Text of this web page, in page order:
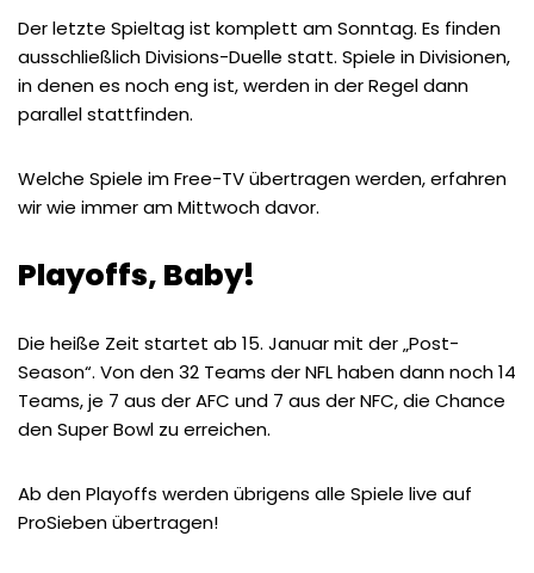
Der letzte Spieltag ist komplett am Sonntag. Es finden
ausschließlich Divisions-Duelle statt. Spiele in Divisionen,
in denen es noch eng ist, werden in der Regel dann
parallel stattfinden.
Welche Spiele im Free-TV übertragen werden, erfahren
wir wie immer am Mittwoch davor.
Playoffs, Baby!
Die heiße Zeit startet ab 15. Januar mit der „Post-
Season“. Von den 32 Teams der NFL haben dann noch 14
Teams, je 7 aus der AFC und 7 aus der NFC, die Chance
den Super Bowl zu erreichen.
Ab den Playoffs werden übrigens alle Spiele live auf
ProSieben übertragen!